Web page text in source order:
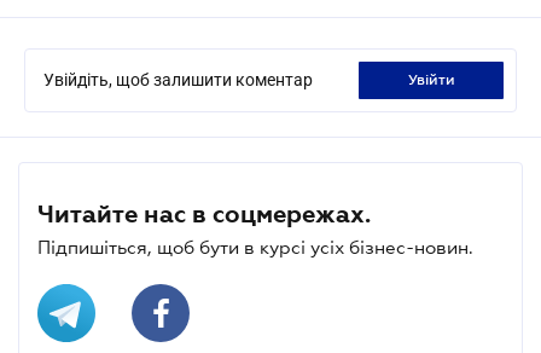
Увійдіть, щоб залишити коментар увійти
Читайте нас в соцмережах.
Підпишіться, щоб бути в курсі усіх бізнес-новин.